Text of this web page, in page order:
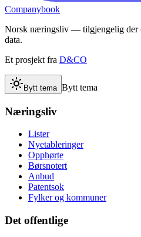
Companybook
Norsk næringsliv — tilgjengelig der
data.
Et prosjekt fra D&CO
Bytt tema Bytt tema
Næringsliv
Lister
Nyetableringer
Opphørte
Børsnotert
Anbud
Patentsok
Fylker og kommuner
Det offentlige